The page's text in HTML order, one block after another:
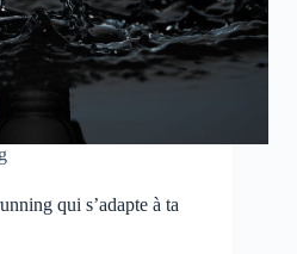
qui s’adapte à ta